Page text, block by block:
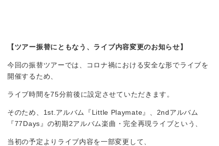
【ツアー振替にともなう、ライフ内容変更のお知らせ】
今回の振替ツアーでは、コロナ禍における安全な形でライブを
開催するため、
ライブ時間を75分前後に設定させていただきます。
そのため、1st.アルバム『Little Playmate』、2ndアルバム
『77Days』の初期2アルバム楽曲・完全再現ライブという、
当初の予定よりライブ内容を一部変更して、